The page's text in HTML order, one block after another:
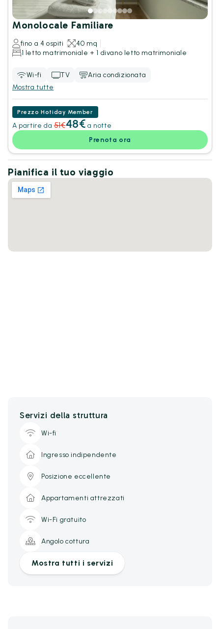
Monolocale Familiare
fino a 4 ospiti
40 mq
1 letto matrimoniale + 1 divano letto matrimoniale
Wi-fi TV
Aria condizionata
Mostra tutte
Prezzo Hotiday Member
A partire da 51€48€ a notte
Prenota ora
Pianifica il tuo viaggio
Servizi della struttura
Wi-fi
Ingresso indipendente
Posizione eccellente
Appartamenti attrezzati
Wi-Fi gratuito
Angolo cottura
Mostra tutti i servizi